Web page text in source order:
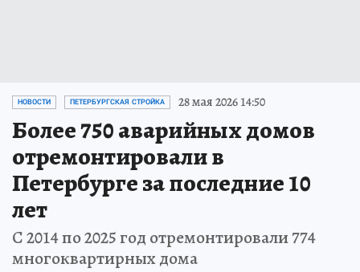
НОВОСТИ ПЕТЕРБУРГСКАЯ СТРОЙКА 28 мая 2026 14:50
Более 750 аварийных домов
отремонтировали в
Петербурге за последние 10
лет
С 2014 по 2025 год отремонтировали 774
многоквартирных дома